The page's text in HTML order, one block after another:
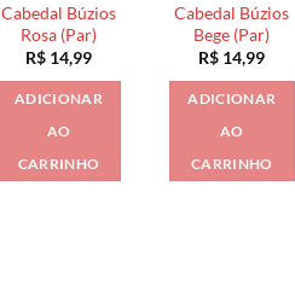
Cabedal Búzios
Rosa (Par)
R$ 14,99
ADICIONAR
AO
CARRINHO
Cabedal Búzios
Bege (Par)
R$ 14,99
ADICIONAR
AO
CARRINHO